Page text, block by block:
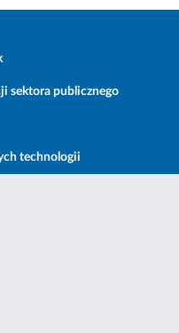
sektora publicznego
technologii